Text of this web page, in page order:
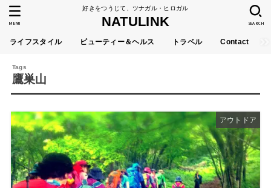
好きをつうじて、ツナガル・ヒロガル
NATULINK
ライフスタイル ビューティー＆ヘルス トラベル Contact
SEARCH
MENU
鷹巣山
アウトドア